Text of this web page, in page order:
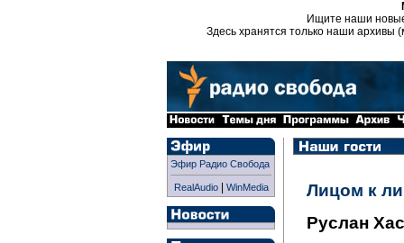
Ищите наши
Здесь хранятся только наши архивы
Эфир Радио Свобода
RealAudio| WinMedia
Лицом к
Руслан